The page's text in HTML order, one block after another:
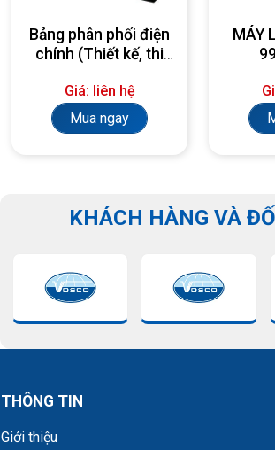
Bảng phân phối điện
chính (Thiết kế, thi
yêu cầu)
Giá: liên hệ
Mua ngay
MÁY
KHÁCH HÀNG VÀ
THÔNG TIN
Giới thiệu